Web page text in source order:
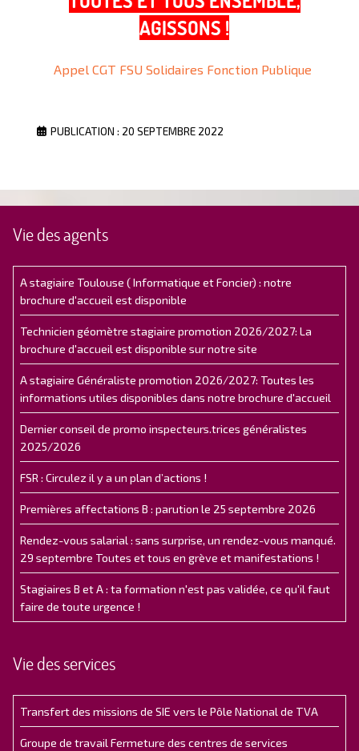
AGISSONS !
Appel CGT FSU Solidaires Fonction Publique
PUBLICATION : 20 SEPTEMBRE 2022
Vie des agents
A stagiaire Toulouse ( Informatique et Foncier) : notre
brochure d'accueil est disponible
Technicien géomètre stagiaire promotion 2026/2027: La
brochure d'accueil est disponible sur notre site
A stagiaire Généraliste promotion 2026/2027: Toutes les
informations utiles disponibles dans notre brochure d'accueil
Dernier conseil de promo inspecteurs.trices généralistes
2025/2026
FSR : Circulez il y a un plan d’actions !
Premières affectations B : parution le 25 septembre 2026
Rendez-vous salarial : sans surprise, un rendez-vous manqué.
29 septembre Toutes et tous en grève et manifestations !
Stagiaires B et A : ta formation n'est pas validée, ce qu'il faut
faire de toute urgence !
Vie des services
Transfert des missions de SIE vers le Pôle National de TVA
Groupe de travail Fermeture des centres de services